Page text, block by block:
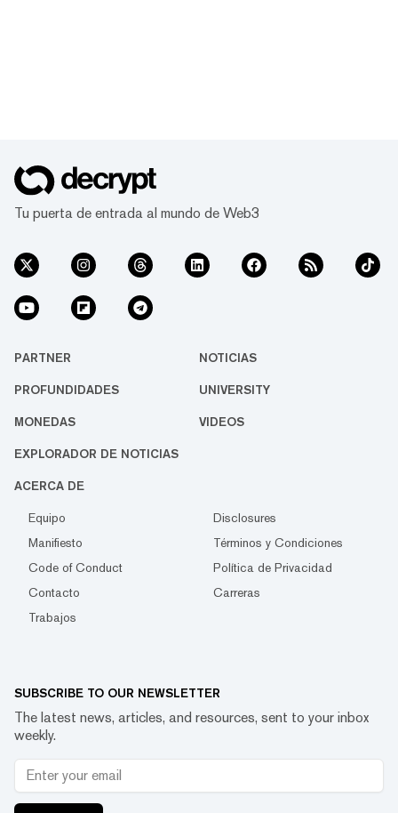
Tu puerta de entrada al mundo de Web3
PARTNER NOTICIAS
PROFUNDIDADES UNIVERSITY
MONEDAS VIDEOS
EXPLORADOR DE NOTICIAS
ACERCA DE
Equipo
Disclosures
Manifiesto
Términos y Condiciones
Code of Conduct
Política de Privacidad
Contacto
Carreras
Trabajos
SUBSCRIBE TO OUR NEWSLETTER
The latest news, articles, and resources, sent to your inbox
weekly.